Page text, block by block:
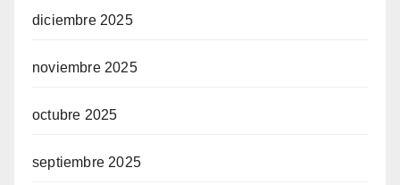
diciembre 2025
noviembre 2025
octubre 2025
septiembre 2025